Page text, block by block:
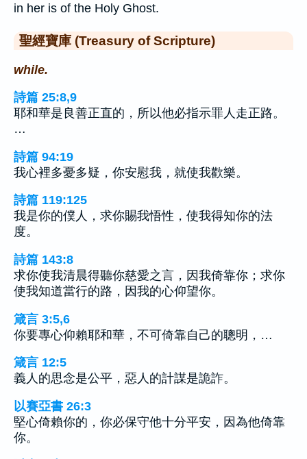
in her is of the Holy Ghost.
聖經寶庫 (Treasury of Scripture)
while.
詩篇 25:8,9
耶和華是良善正直的，所以他必指示罪人走正路。
…
詩篇 94:19
我心裡多憂多疑，你安慰我，就使我歡樂。
詩篇 119:125
我是你的僕人，求你賜我悟性，使我得知你的法
度。
詩篇 143:8
求你使我清晨得聽你慈愛之言，因我倚靠你；求你
使我知道當行的路，因我的心仰望你。
箴言 3:5,6
你要專心仰賴耶和華，不可倚靠自己的聰明，…
箴言 12:5
義人的思念是公平，惡人的計謀是詭詐。
以賽亞書 26:3
堅心倚賴你的，你必保守他十分平安，因為他倚靠
你。